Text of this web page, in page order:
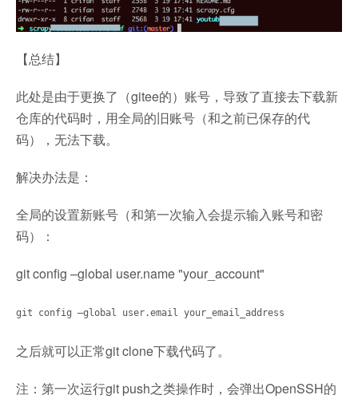
【总结】
此处是由于更换了（gitee的）账号，导致了直接去下载新
仓库的代码时，用全局的旧账号（和之前已保存的代
码），无法下载。
解决办法是：
全局的设置新账号（和第一次输入会提示输入账号和密
码）：
git config –global user.name "your_account"
git config –global user.email your_email_address
之后就可以正常git clone下载代码了。
注：第一次运行git push之类操作时，会弹出OpenSSH的